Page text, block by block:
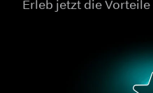
Erleb jetzt die